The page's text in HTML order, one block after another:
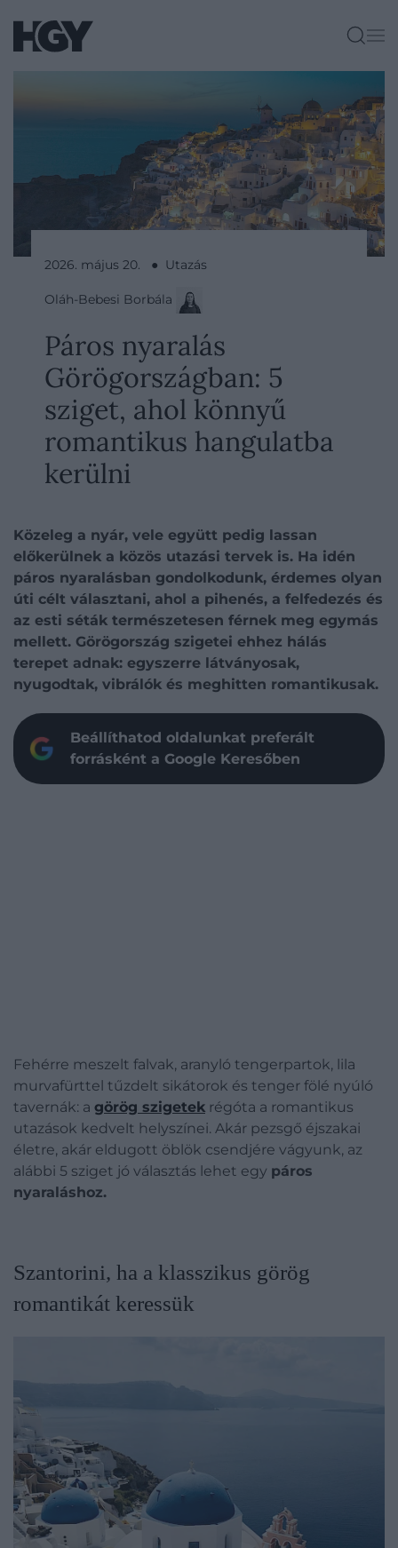
2026. május 20. ● Utazás
Oláh-Bebesi Borbála
Páros nyaralás
Görögországban: 5
sziget, ahol könnyű
romantikus hangulatba
kerülni
Közeleg a nyár, vele együtt pedig lassan
előkerülnek a közös utazási tervek is. Ha idén
páros nyaralásban gondolkodunk, érdemes olyan
úti célt választani, ahol a pihenés, a felfedezés és
az esti séták természetesen férnek meg egymás
mellett. Görögország szigetei ehhez hálás
terepet adnak: egyszerre látványosak,
nyugodtak, vibrálók és meghitten romantikusak.
Beállíthatod oldalunkat preferált
forrásként a Google Keresőben
Fehérre meszelt falvak, aranyló tengerpartok, lila
murvafürttel tűzdelt sikátorok és tenger fölé nyúló
tavernák: a görög szigetek régóta a romantikus
utazások kedvelt helyszínei. Akár pezsgő éjszakai
életre, akár eldugott öblök csendjére vágyunk, az
alábbi 5 sziget jó választás lehet egy páros
nyaraláshoz.
Szantorini, ha a klasszikus görög
romantikát keressük